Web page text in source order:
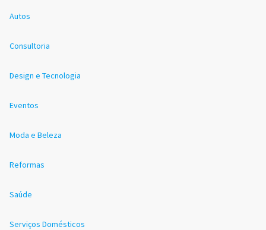
Autos
Consultoria
Design e Tecnologia
Eventos
Moda e Beleza
Reformas
Saúde
Serviços Domésticos